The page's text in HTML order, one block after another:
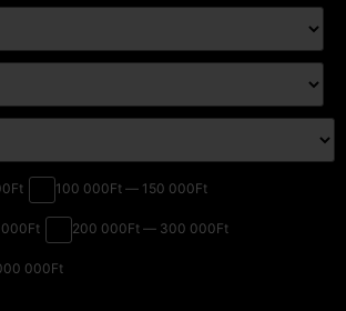
100 000Ft — 150 000Ft
200 000Ft — 300 000Ft
000Ft